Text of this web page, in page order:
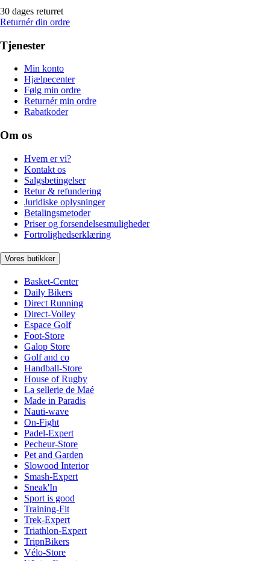
30 dages returret
Returnér din ordre
Tjenester
Min konto
Hjælpecenter
Følg min ordre
Returnér min ordre
Rabatkoder
Om os
Hvem er vi?
Kontakt os
Salgsbetingelser
Retur & refundering
Juridiske oplysninger
Betalingsmetoder
Priser og forsendelsesmuligheder
Fortrolighedserklæring
Vores butikker
Basket-Center
Daily Bikers
Direct Running
Direct-Volley
Espace Golf
Foot-Store
Galop Store
Golf and co
Handball-Store
House of Rugby
La sellerie de Maé
Made in Paradis
Nauti-wave
On-Fight
Padel-Expert
Pecheur-Store
Pet and Garden
Slowood Interior
Smash-Expert
Sneak'In
Sport is good
Training-Fit
Trek-Expert
Triathlon-Expert
TripnBikers
Vélo-Store